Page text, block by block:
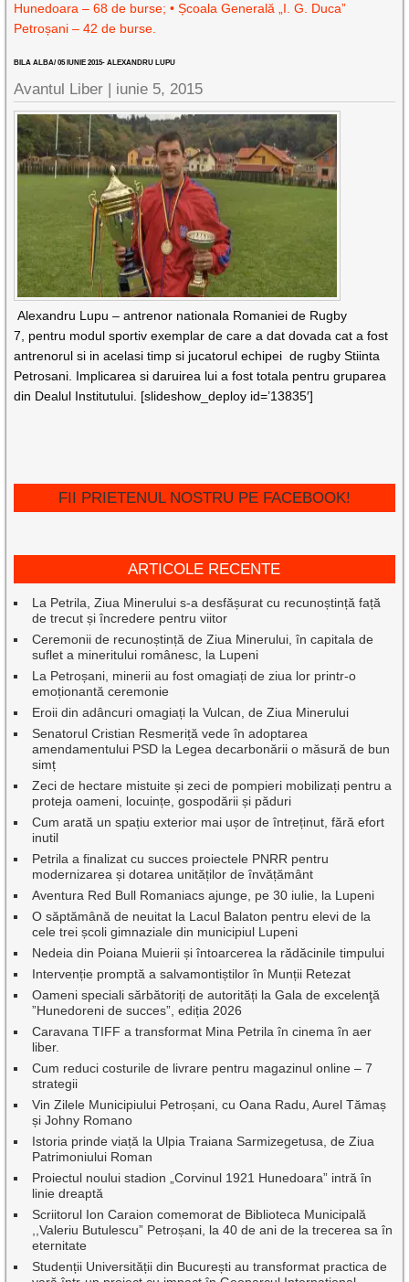
Hunedoara – 68 de burse; • Școala Generală „I. G. Duca”
Petroșani – 42 de burse.
BILA ALBA/ 05 IUNIE 2015- ALEXANDRU LUPU
Avantul Liber | iunie 5, 2015
Alexandru Lupu – antrenor nationala Romaniei de Rugby
7, pentru modul sportiv exemplar de care a dat dovada cat a fost
antrenorul si in acelasi timp si jucatorul echipei de rugby Stiinta
Petrosani. Implicarea si daruirea lui a fost totala pentru gruparea
din Dealul Institutului. [slideshow_deploy id=’13835′]
FII PRIETENUL NOSTRU PE FACEBOOK!
ARTICOLE RECENTE
La Petrila, Ziua Minerului s-a desfășurat cu recunoștință față
de trecut și încredere pentru viitor
Ceremonii de recunoștință de Ziua Minerului, în capitala de
suflet a mineritului românesc, la Lupeni
La Petroșani, minerii au fost omagiați de ziua lor printr-o
emoționantă ceremonie
Eroii din adâncuri omagiați la Vulcan, de Ziua Minerului
Senatorul Cristian Resmeriță vede în adoptarea
amendamentului PSD la Legea decarbonării o măsură de bun
simț
Zeci de hectare mistuite și zeci de pompieri mobilizați pentru a
proteja oameni, locuințe, gospodării și păduri
Cum arată un spațiu exterior mai ușor de întreținut, fără efort
inutil
Petrila a finalizat cu succes proiectele PNRR pentru
modernizarea și dotarea unităților de învățământ
Aventura Red Bull Romaniacs ajunge, pe 30 iulie, la Lupeni
O săptămână de neuitat la Lacul Balaton pentru elevi de la
cele trei școli gimnaziale din municipiul Lupeni
Nedeia din Poiana Muierii și întoarcerea la rădăcinile timpului
Intervenție promptă a salvamontiștilor în Munții Retezat
Oameni speciali sărbătoriți de autorități la Gala de excelenţă
”Hunedoreni de succes”, ediția 2026
Caravana TIFF a transformat Mina Petrila în cinema în aer
liber.
Cum reduci costurile de livrare pentru magazinul online – 7
strategii
Vin Zilele Municipiului Petroșani, cu Oana Radu, Aurel Tămaș
și Johny Romano
Istoria prinde viață la Ulpia Traiana Sarmizegetusa, de Ziua
Patrimoniului Roman
Proiectul noului stadion „Corvinul 1921 Hunedoara” intră în
linie dreaptă
Scriitorul Ion Caraion comemorat de Biblioteca Municipală
,,Valeriu Butulescu” Petroșani, la 40 de ani de la trecerea sa în
eternitate
Studenții Universității din București au transformat practica de